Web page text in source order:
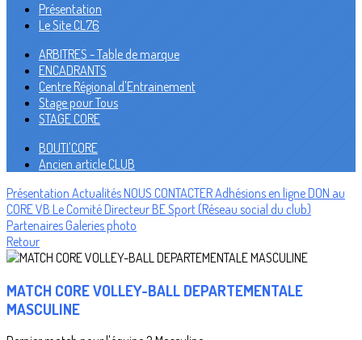
Présentation
Le Site CL76
ARBITRES - Table de marque
ENCADRANTS
Centre Régional d'Entrainement
Stage pour Tous
STAGE CORE
BOUTI'CORE
Ancien article CLUB
Présentation Actualités NOUS CONTACTERAdhésions en ligne DON au
CORE VB Le Comité Directeur BE Sport (Réseau social du club)
Partenaires Galeries photo
Retour
MATCH CORE VOLLEY-BALL DEPARTEMENTALE
MASCULINE